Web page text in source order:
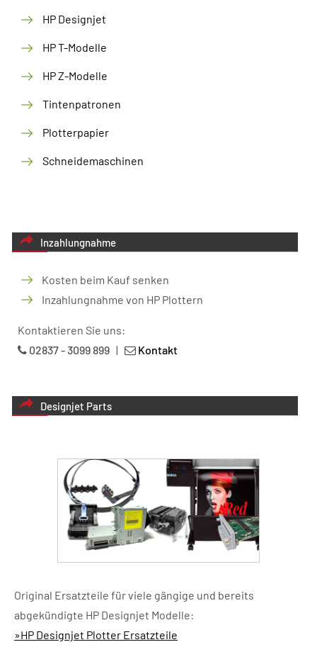
HP Designjet
HP T-Modelle
HP Z-Modelle
Tintenpatronen
Plotterpapier
Schneidemaschinen
Inzahlungnahme
Kosten beim Kauf senken
Inzahlungnahme von HP Plottern
Kontaktieren Sie uns:
02837 - 3099 899 | Kontakt
Designjet Parts
Original Ersatzteile für viele gängige und bereits
abgekündigte HP Designjet Modelle:
»HP Designjet Plotter Ersatzteile